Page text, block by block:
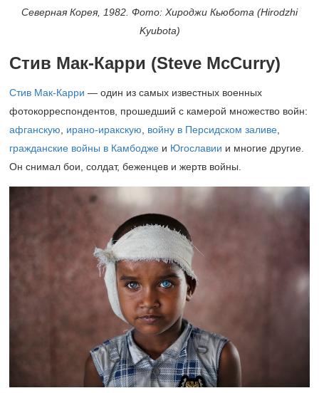
Северная Корея, 1982. Фото: Хироджи Кьюбота (Hirodzhi
Kyubotа)
Стив Мак-Карри (Steve McCurry)
Стив Мак-Карри — один из самых известных военных
фотокорреспондентов, прошедший с камерой множество войн:
афганскую
ирано-иракскую войну в Персидском заливе
гражданские войны в Камбодже и Югославии и многие другие.
Он снимал бои, солдат, беженцев и жертв войны.